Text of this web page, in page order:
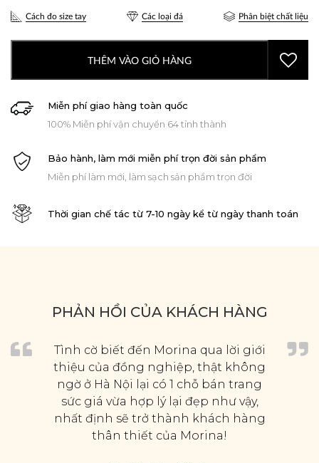
Cách đo size tay Các loại đá Phân biệt chất liệu
THÊM VÀO GIỎ HÀNG
Miễn phí giao hàng toàn quốc
100% Miễn phí vận chuyển 64 tỉnh thành
Bảo hành, làm mới miễn phí trọn đời sản phẩm
Miễn phí làm mới, làm sạch sản phẩm trọn đời
Thời gian chế tác từ 7-10 ngày kể từ ngày thanh toán
PHẢN HỒI CỦA KHÁCH HÀNG
Tình cờ biết đến Morina qua lời giới
thiệu của đồng nghiệp, thật không
ngờ ở Hà Nội lại có 1 chỗ bán trang
sức giá vừa hợp lý lại đẹp như vậy,
nhất định sẽ trở thành khách hàng
thân thiết của Morina!